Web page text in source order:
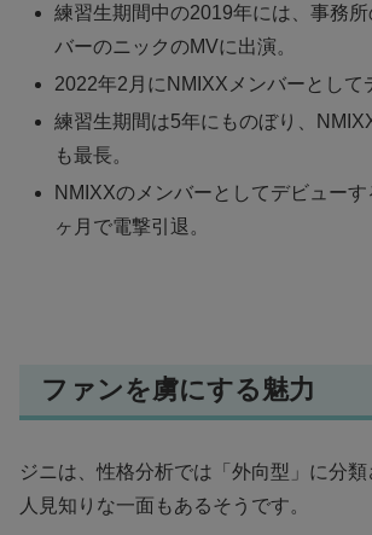
練習生期間中の2019年には、事務
バーのニックのMVに出演。
2022年2月にNMIXXメンバーとして
練習生期間は5年にものぼり、
も最長。
NMIXXのメンバーとしてデビュー
ヶ月で電撃引退。
ファンを虜にする魅力
ジニは、性格分析では「外向型」に分類
人見知りな一面もあるそうです。